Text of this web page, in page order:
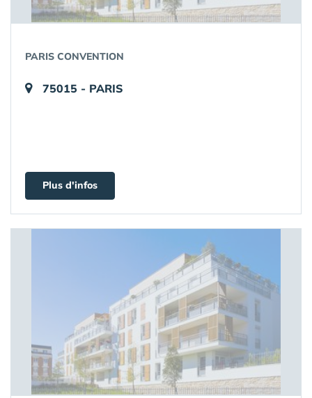
PARIS CONVENTION
75015 - PARIS
Plus d'infos